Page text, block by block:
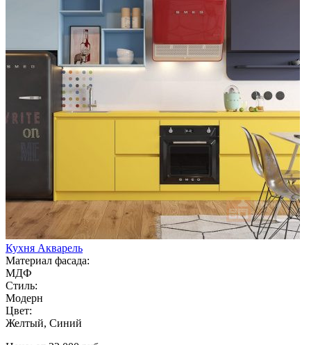
Кухня Акварель
Материал фасада:
МДФ
Стиль:
Модерн
Цвет:
Желтый, Синий